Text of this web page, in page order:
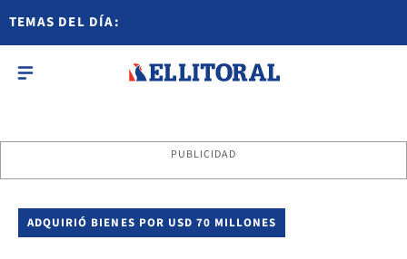
TEMAS DEL DÍA:
PUBLICIDAD
ADQUIRIÓ BIENES POR USD 70 MILLONES